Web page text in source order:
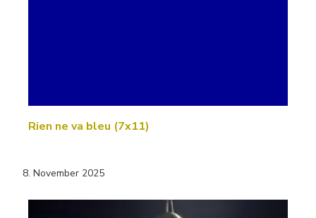
Rien ne va bleu (7x11)
8. November 2025